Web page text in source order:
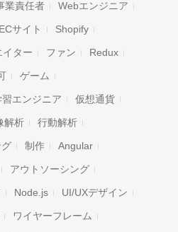
業責任者 Webエンジニア
ECサイト Shopify
イター ファン Redux
ゲーム
エンジニア 仮想通貨
解析 行動解析
制作 Angular
アウトソーシング
Node.js UI/UXデザイン
ワイヤーフレーム